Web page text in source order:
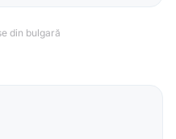
din bulgară